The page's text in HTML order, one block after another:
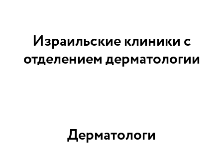
Израильские клиники с
отделением дерматологии
Дерматологи